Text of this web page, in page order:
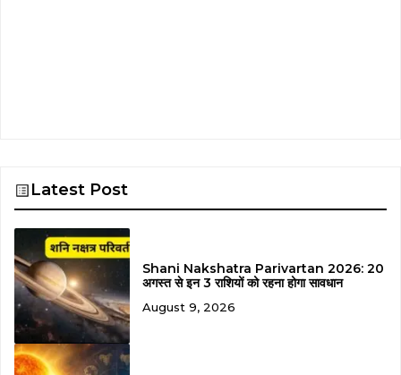
Latest Post
Shani Nakshatra Parivartan 2026: 20
अगस्त से इन 3 राशियों को रहना होगा सावधान
August 9, 2026